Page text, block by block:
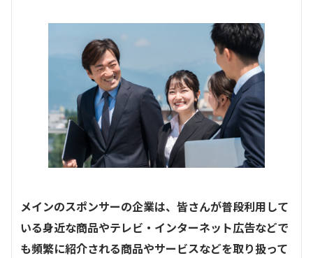
メインのスポンサーの企業は、皆さんが普段利用して
いる身近な商品やテレビ・インターネット広告などで
も頻繁に紹介される商品やサービスなどを取り扱って